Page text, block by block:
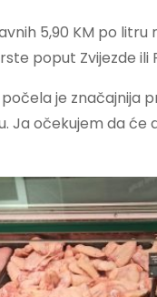
5,90 KM po litru
poput Zvijezde ili
je značajnija
Ja očekujem da će